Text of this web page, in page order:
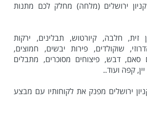
ירושלים (מלחה) מחלק לכם מתנות
זית, חלבה, קיורטוש, תבלינים, ירקות
שוקולדים, פירות יבשים, חמוצים,
סאם, דבש, פיצוחים מסוכרים, מתבלים
קפה ועוד..
ירושלים מפנק את לקוחותיו עם מבצע